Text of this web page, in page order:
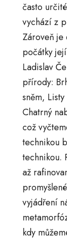
často
vychází z
Zároveň je
počátky
Ladislav
přírody:
sněm,
Chatrný
což
technikou
technikou.
až
vyjádření
kdy